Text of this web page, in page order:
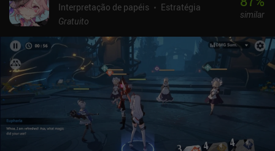
Interpretação de papéis
Estratégia
Gratuito
similar